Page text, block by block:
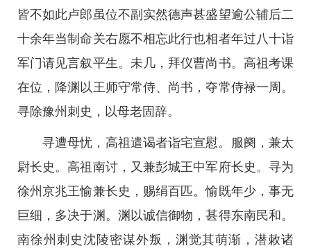
皆不如此卢郎虽位不副实然德声甚盛望逾公辅后二
十余年当制命关右愿不相忘此行也相者年过八十诣
军门请见言叙平生。未几，拜仪曹尚书。高祖考课
在位，降渊以王师守常侍、尚书，夺常侍禄一周。
寻除豫州刺史，以母老固辞。
寻遭母忧，高祖遣谒者诣宅宣慰。服阕，兼太
尉长史。高祖南讨，又兼彭城王中军府长史。寻为
徐州京兆王愉兼长史，赐绢百匹。愉既年少，事无
巨细，多决于渊。渊以诚信御物，甚得东南民和。
南徐州刺史沈陵密谋外叛，渊觉其萌渐，潜敕诸